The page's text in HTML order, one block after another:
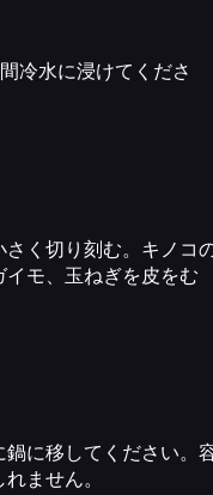
冷水に浸けてくださ
く切り刻む。キノコ
モ、玉ねぎを皮をむ
に移してください。
ません。